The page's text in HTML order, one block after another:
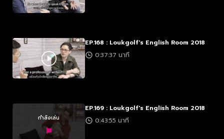
EP.168 : Loukgolf's English Room 2018
0:37:37 นาที
กำลังเล่น
EP.169 : Loukgolf's English Room 2018
0:43:55 นาที